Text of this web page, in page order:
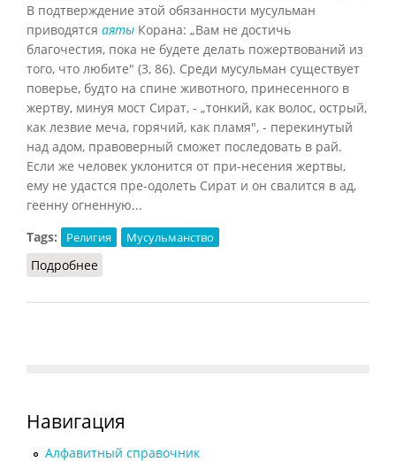
В подтверждение этой обязанности мусульман
приводятся аяты Корана: „Вам не достичь
благочестия, пока не будете делать пожертвований из
того, что любите" (3, 86). Среди мусульман существует
поверье, будто на спине животного, принесенного в
жертву, минуя мост Сират, - „тонкий, как волос, острый,
как лезвие меча, горячий, как пламя", - перекинутый
над адом, правоверный сможет последовать в рай.
Если же человек уклонится от при-несения жертвы,
ему не удастся пре-одолеть Сират и он свалится в ад,
геенну огненную...
Tags:
Религия Мусульманство
Подробнее
Навигация
Алфавитный справочник